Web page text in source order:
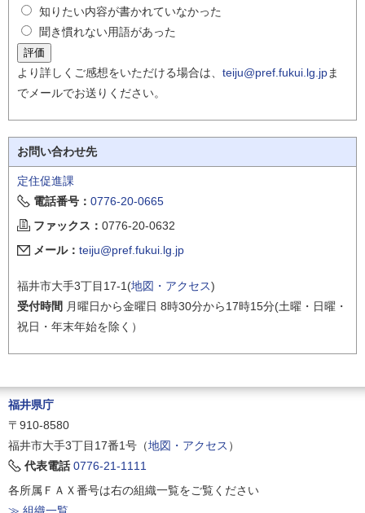
知りたい内容が書かれていなかった
聞き慣れない用語があった
より詳しくご感想をいただける場合は、 teiju@pref.fukui.lg.jpま
でメールでお送りください。
お問い合わせ先
定住促進課
電話番号： 0776-20-0665
ファックス： 0776-20-0632
メール： teiju@pref.fukui.lg.jp
福井市大手3丁目17-1(地図・アクセス)
受付時間 月曜日から金曜日 8時30分から17時15分(土曜・日曜・
祝日・年末年始を除く）
福井県庁
〒910-8580
福井市大手3丁目17番1号（地図・アクセス ）
代表電話 0776-21-1111
各所属ＦＡＸ番号は右の組織一覧をご覧ください
≫ 組織一覧